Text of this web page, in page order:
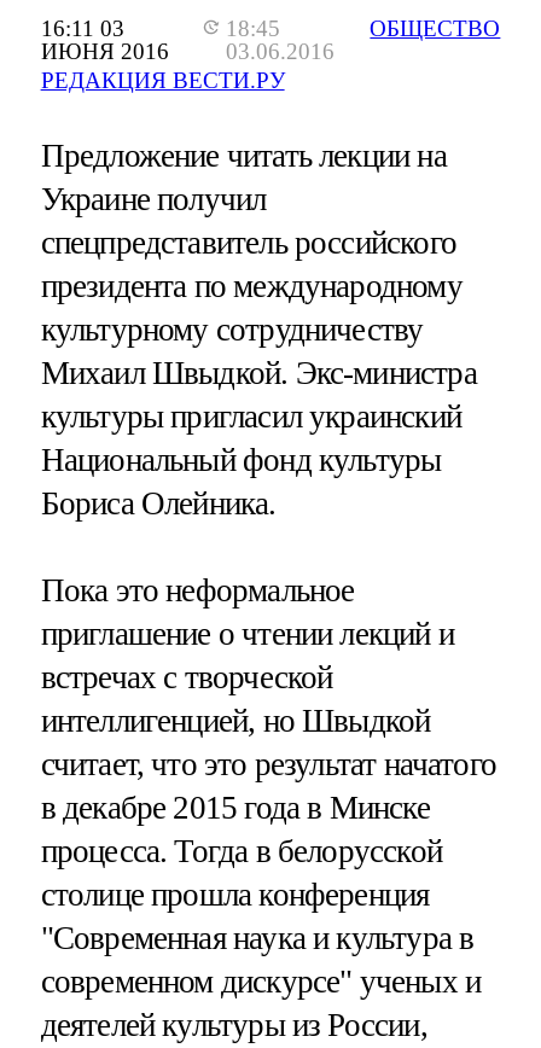
16:11 03
ИЮНЯ 2016
18:45
03.06.2016
РЕДАКЦИЯ ВЕСТИ.РУ
ОБЩЕСТВО
Предложение читать лекции на
Украине получил
спецпредставитель российского
президента по международному
культурному сотрудничеству
Михаил Швыдкой. Экс-министра
культуры пригласил украинский
Национальный фонд культуры
Бориса Олейника.
Пока это неформальное
приглашение о чтении лекций и
встречах с творческой
интеллигенцией, но Швыдкой
считает, что это результат начатого
в декабре 2015 года в Минске
процесса. Тогда в белорусской
столице прошла конференция
"Современная наука и культура в
современном дискурсе" ученых и
деятелей культуры из России,